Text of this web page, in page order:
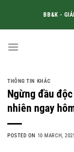
content
BB&K -
THÔNG TIN KHÁC
Ngừng đầu
nhiên ngay
POSTED ON 10 MARCH,